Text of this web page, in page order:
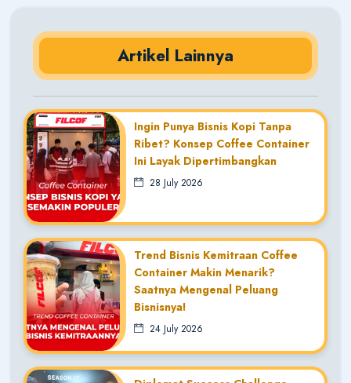
Artikel Lainnya
Ingin Punya Bisnis Kopi Tanpa
Ribet? Konsep Coffee Container
Ini Layak Dipertimbangkan
28 July 2026
Trend Bisnis Kemitraan Coffee
Container Makin Menarik?
Saatnya Mengenal Peluang
Bisnisnya!
24 July 2026